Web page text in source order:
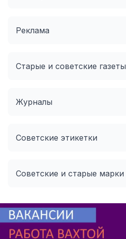
Реклама
Старые и советские газеты
Журналы
Советские этикетки
Советские и старые марки